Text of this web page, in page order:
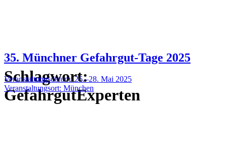
Schlagwort:
GefahrgutExperten
35. Münchner Gefahrgut-Tage 2025
Veranstaltungsdatum: 26.–28. Mai 2025
Veranstaltungsort: München